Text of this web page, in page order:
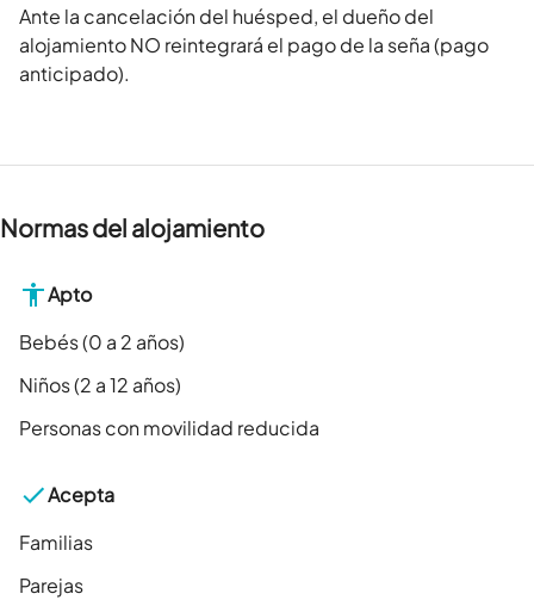
Ante la cancelación del huésped, el dueño del
alojamiento NO reintegrará el pago de la seña (pago
anticipado).
Normas del alojamiento
Apto
Bebés (0 a 2 años)
Niños (2 a 12 años)
Personas con movilidad reducida
Acepta
Familias
Parejas